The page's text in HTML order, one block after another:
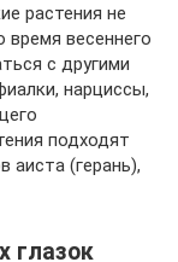
растения не
весеннего
с другими
нарциссы,
подходят
аиста (герань),
глазок